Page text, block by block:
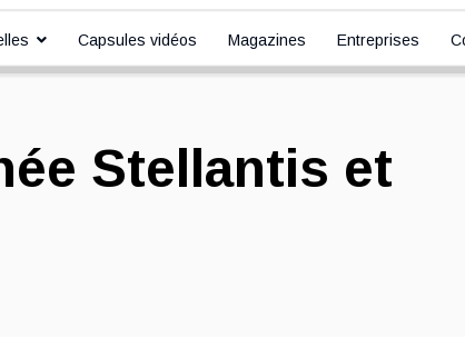
Capsules vidéos Magazines Entreprises
Stellantis et